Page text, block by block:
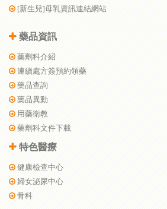
[新生兒]母乳資訊連結網站
藥品資訊
藥劑科介紹
連續處方簽預約領藥
藥品查詢
藥品異動
用藥衛教
藥劑科文件下載
特色醫療
健康檢查中心
婦女泌尿中心
骨科